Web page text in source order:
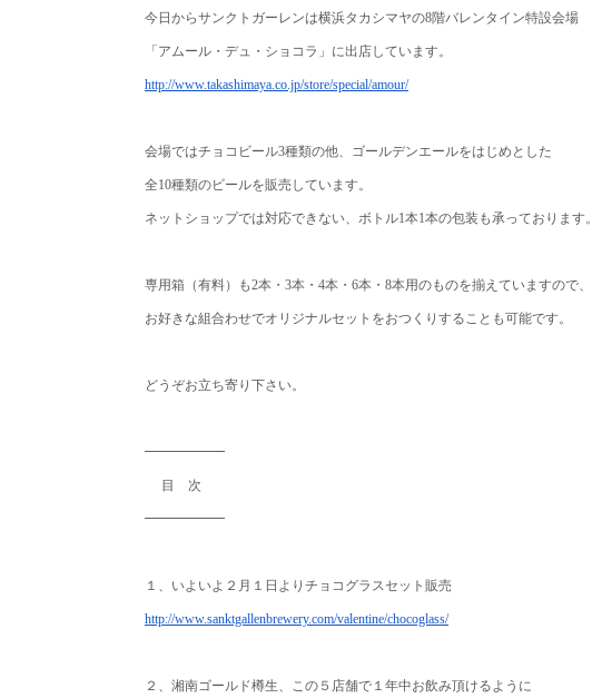
今日からサンクトガーレンは横浜タカシマヤの8階バレンタイン特設会場
「アムール・デュ・ショコラ」に出店しています。
http://www.takashimaya.co.jp/store/special/amour/
会場ではチョコビール3種類の他、 ゴールデンエールをはじめとした
全10種類のビールを販売しています。
ネットショップでは対応できない、 ボトル1本1本の包装も承っております。
専用箱（有料）も2本・3本・4本・6本・ 8本用のものを揃えていますので、
お好きな組合わせでオリジナルセットをおつくりすることも可能です。
どうぞお立ち寄り下さい。
━━━━━━
目 次
━━━━━━
１、いよいよ２月１日よりチョコグラスセット販売
http://www.sanktgallenbrewery.com/valentine/chocoglass/
２、湘南ゴールド樽生、この５店舗で１年中お飲み頂けるように